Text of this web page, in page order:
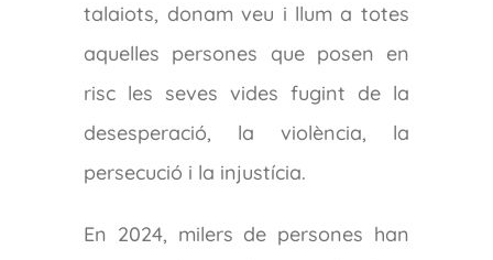
talaiots, donam veu i llum a totes
aquelles persones que posen en
risc les seves vides fugint de la
desesperació, la violència, la
persecució i la injustícia.
En 2024, milers de persones han